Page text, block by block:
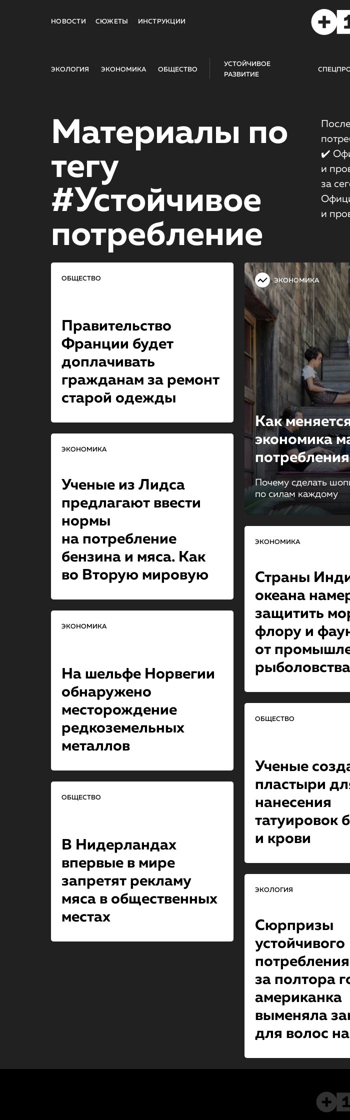
НОВОСТИ СЮЖЕТЫ ИНСТРУКЦИИ
ЭКОЛОГИЯ ЭКОНОМИКА ОБЩЕСТВО
УСТОЙЧИВОЕ
РАЗВИТИЕ
Материалы по
тегу
#Устойчивое
потребление
✔️
и
за
и
ОБЩЕСТВО
Правительство
Франции будет
доплачивать
гражданам за ремонт
старой одежды
ЭКОНОМИКА
Как
экономика
потребления
Почему сделать
по силам каждому
ЭКОНОМИКА
Ученые из Лидса
предлагают ввести
нормы
на потребление
бензина и мяса. Как
во Вторую мировую
ЭКОНОМИКА
Страны
океана
защитить
флору и
от
рыболовства
ЭКОНОМИКА
На шельфе Норвегии
обнаружено
месторождение
редкоземельных
металлов
ОБЩЕСТВО
Ученые
пластыри
нанесения
татуировок
и крови
ОБЩЕСТВО
В Нидерландах
впервые в мире
запретят рекламу
мяса в общественных
местах
ЭКОЛОГИЯ
Сюрпризы
устойчивого
за полтора
американка
выменяла
для волос